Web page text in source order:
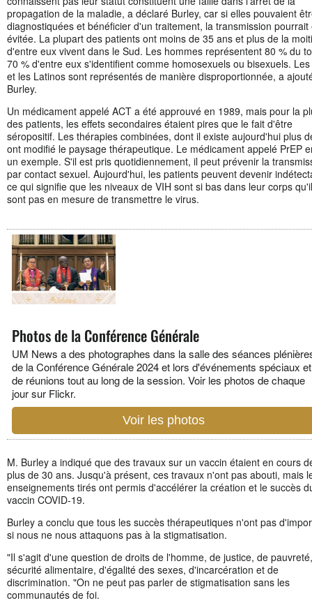
propagation de la maladie, a déclaré Burley, car si elles pouvaient
diagnostiquées et bénéficier d'un traitement, la transmission pourrait
évitée. La plupart des patients ont moins de 35 ans et plus de la
d'entre eux vivent dans le Sud. Les hommes représentent 80 % du
70 % d'entre eux s'identifient comme homosexuels ou bisexuels.
et les Latinos sont représentés de manière disproportionnée, a
Burley.
Un médicament appelé ACT a été approuvé en 1989, mais pour la
des patients, les effets secondaires étaient pires que le fait d'être
séropositif. Les thérapies combinées, dont il existe aujourd'hui plus
ont modifié le paysage thérapeutique. Le médicament appelé PrEP
un exemple. S'il est pris quotidiennement, il peut prévenir la
par contact sexuel. Aujourd'hui, les patients peuvent devenir
ce qui signifie que les niveaux de VIH sont si bas dans leur corps
sont pas en mesure de transmettre le virus.
Photos de la Conférence Générale
UM News a des photographes dans la salle des séances
de la Conférence Générale 2024 et lors d'événements spéciaux et
de réunions tout au long de la session. Voir les photos de chaque
jour sur Flickr.
Voir les photos
M. Burley a indiqué que des travaux sur un vaccin étaient en cours
plus de 30 ans. Jusqu'à présent, ces travaux n'ont pas abouti, mais
enseignements tirés ont permis d'accélérer la création et le succès
vaccin COVID-19.
Burley a conclu que tous les succès thérapeutiques n'ont pas
si nous ne nous attaquons pas à la stigmatisation.
"Il s'agit d'une question de droits de l'homme, de justice, de
sécurité alimentaire, d'égalité des sexes, d'incarcération et de
discrimination. "On ne peut pas parler de stigmatisation sans les
communautés de foi.